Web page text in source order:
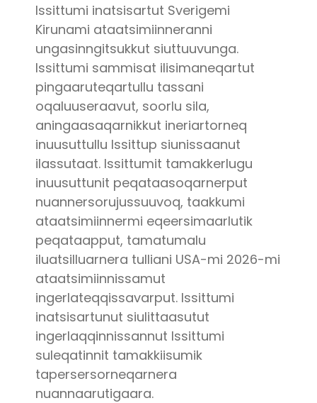
Issittumi inatsisartut Sverigemi
Kirunami ataatsimiinneranni
ungasinngitsukkut siuttuuvunga.
Issittumi sammisat ilisimaneqartut
pingaaruteqartullu tassani
oqaluuseraavut, soorlu sila,
aningaasaqarnikkut ineriartorneq
inuusuttullu Issittup siunissaanut
ilassutaat. Issittumit tamakkerlugu
inuusuttunit peqataasoqarnerput
nuannersorujussuuvoq, taakkumi
ataatsimiinnermi eqeersimaarlutik
peqataapput, tamatumalu
iluatsilluarnera tulliani USA-mi 2026-mi
ataatsimiinnissamut
ingerlateqqissavarput. Issittumi
inatsisartunut siulittaasutut
ingerlaqqinnissannut Issittumi
suleqatinnit tamakkiisumik
tapersersorneqarnera
nuannaarutigaara.